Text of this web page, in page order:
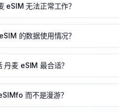
eSIM 无法正常工作？
的数据使用情况？
丹麦 eSIM 最合适？
而不是漫游？